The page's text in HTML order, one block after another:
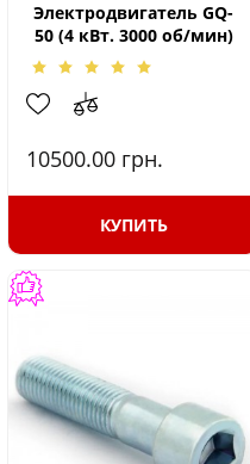
Электродвигатель GQ-
50 (4 кВт. 3000 об/мин)
10500.00 грн.
КУПИТЬ